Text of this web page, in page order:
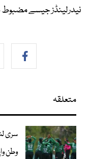
نیدرلینڈز جیسے مضبوط
متعلقہ
سری
وطن